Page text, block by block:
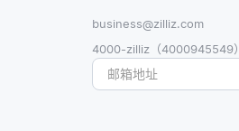
business@zilliz.com
4000-zilliz（4000945549）